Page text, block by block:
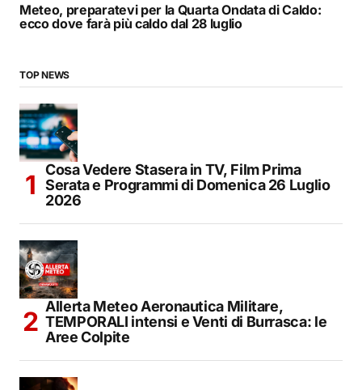
Meteo, preparatevi per la Quarta Ondata di Caldo:
ecco dove farà più caldo dal 28 luglio
TOP NEWS
Cosa Vedere Stasera in TV, Film Prima
Serata e Programmi di Domenica 26 Luglio
2026
Allerta Meteo Aeronautica Militare,
TEMPORALI intensi e Venti di Burrasca: le
Aree Colpite